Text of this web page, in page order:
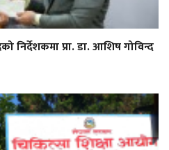
निर्देशकमा प्रा. डा. आशिष गोविन्द